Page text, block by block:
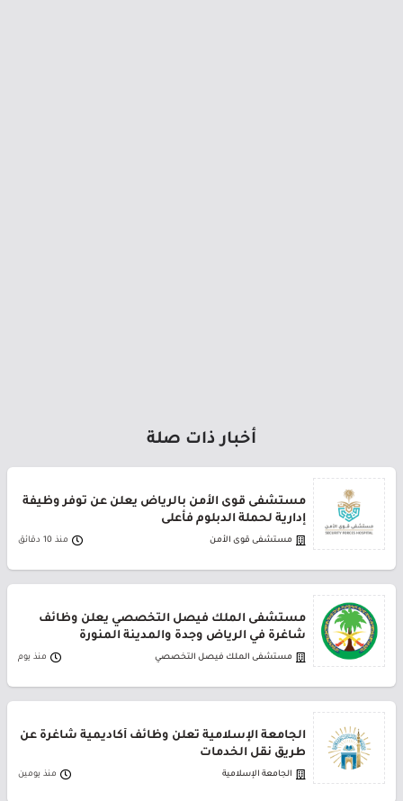
أخبار ذات صلة
مستشفى قوى الأمن بالرياض يعلن عن توفر وظيفة
إدارية لحملة الدبلوم فأعلى
مستشفى قوى الأمن منذ 10 دقائق
مستشفى الملك فيصل التخصصي يعلن وظائف
شاغرة في الرياض وجدة والمدينة المنورة
مستشفى الملك فيصل التخصصي منذ يوم
الجامعة الإسلامية تعلن وظائف أكاديمية شاغرة عن
طريق نقل الخدمات
الجامعة الإسلامية منذ يومين